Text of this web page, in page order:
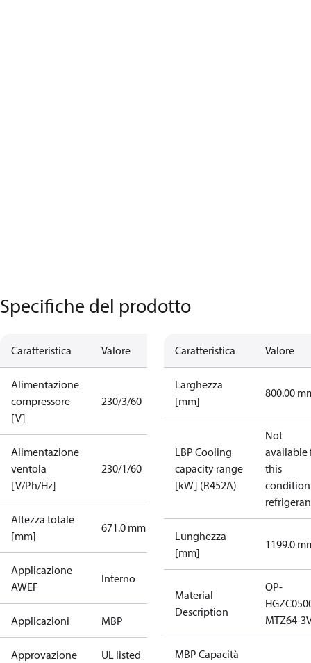
Specifiche del prodotto
Caratteristica Valore
Alimentazione
compressore
[V]
230/3/60
Alimentazione
ventola
[V/Ph/Hz]
230/1/60
Altezza totale
[mm]
671.0 mm
Applicazione
AWEF
Interno
Applicazioni MBP
Approvazione UL listed
Caratteristica Valore
Larghezza
[mm]
800.00
LBP Cooling
capacity range
[kW] (R452A)
Not
available
this
Lunghezza
[mm]
1199.0
Material
Description
OP-
MTZ64-
MBP Capacità